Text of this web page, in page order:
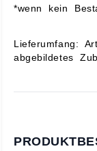
*wenn kein
Lieferumfang:
abgebildetes